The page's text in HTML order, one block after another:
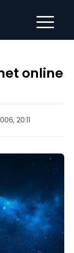
online
20:11